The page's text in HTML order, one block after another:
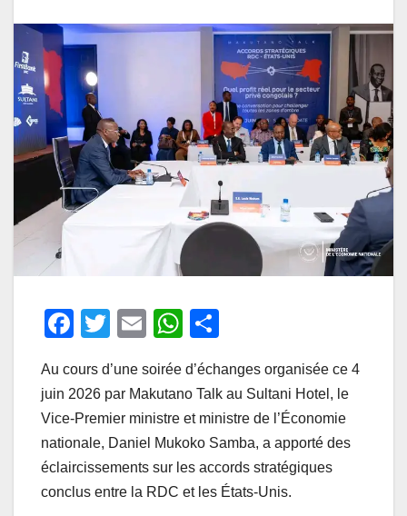
F
c
e
b
o
o
T
tt
er
E
ail
W
at
s
A
p
p
ta
g
er
Au cours d’une soirée d’échanges organisée ce 4
juin 2026 par Makutano Talk au Sultani Hotel, le
Vice-Premier ministre et ministre de l’Économie
nationale, Daniel Mukoko Samba, a apporté des
éclaircissements sur les accords stratégiques
conclus entre la RDC et les États-Unis.